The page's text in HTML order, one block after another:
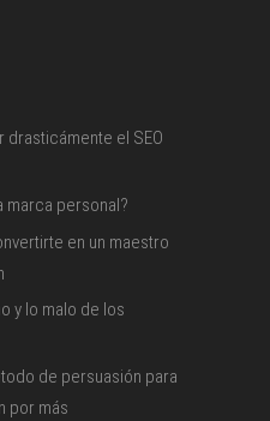
drasticámente el SEO
marca personal?
en un maestro
y lo malo de los
de persuasión para
por más